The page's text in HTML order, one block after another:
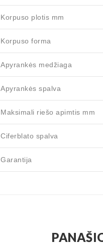
Korpuso plotis mm
Korpuso forma
Apyrankės medžiaga
Apyrankės spalva
Maksimali riešo apimtis mm
Ciferblato spalva
Garantija